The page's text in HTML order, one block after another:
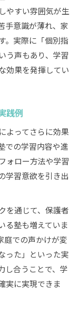
やすい雰囲気が生
手意識が薄れ、家
。実際に「個別指
う声もあり、学習
効果を発揮してい
践例
よってさらに効果
での学習内容や進
ォロー方法や学習
学習意欲を引き出
を通じて、保護者
る塾も増えていま
庭での声かけが変
った」といった実
し合うことで、学
実に実現できま